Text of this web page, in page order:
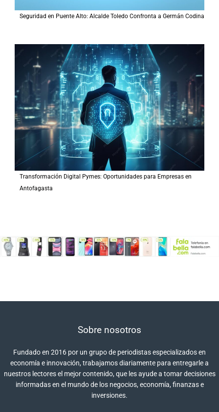
Seguridad en Puente Alto: Alcalde Toledo Confronta a Germán Codina
Transformación Digital Pymes: Oportunidades para Empresas en
Antofagasta
Sobre nosotros
Fundado en 2016 por un grupo de periodistas especializados en
economía e innovación, trabajamos diariamente para entregarle a
nuestros lectores el mejor contenido, que les ayude a tomar decisiones
informadas en el mundo de los negocios, economía, finanzas e
inversiones.